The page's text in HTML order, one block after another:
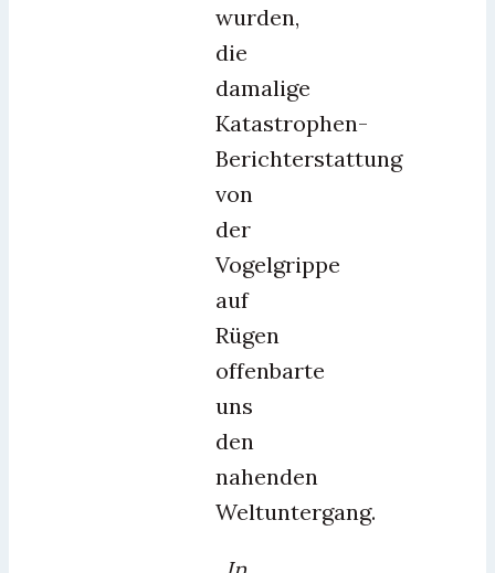
wurden,
die
damalige
Katastrophen-
Berichterstattung
von
der
Vogelgrippe
auf
Rügen
offenbarte
uns
den
nahenden
Weltuntergang.